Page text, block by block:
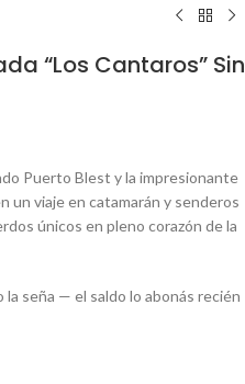
“Los Cantaros” Sin
Puerto Blest y la impresionante
un viaje en catamarán y senderos
únicos en pleno corazón de la
la seña — el saldo lo abonás recién